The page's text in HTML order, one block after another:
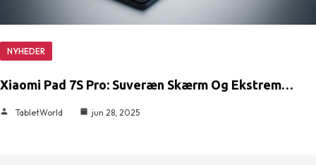
NYHEDER
Xiaomi Pad 7S Pro: Suveræn Skærm Og Ekstrem…
TabletWorld jun 28, 2025